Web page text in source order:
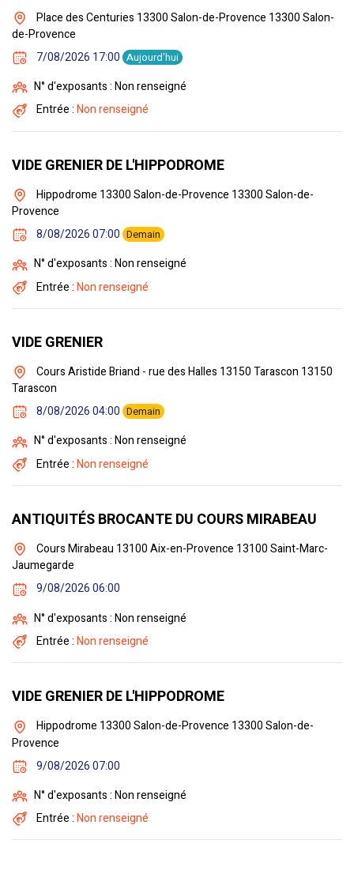
Place des Centuries 13300 Salon-de-Provence 13300 Salon-
de-Provence
7/08/2026 17:00 Aujourd'hui
N° d'exposants : Non renseigné
Entrée :Non renseigné
VIDE GRENIER DE L'HIPPODROME
Hippodrome 13300 Salon-de-Provence 13300 Salon-de-
Provence
8/08/2026 07:00 Demain
N° d'exposants : Non renseigné
Entrée :Non renseigné
VIDE GRENIER
Cours Aristide Briand - rue des Halles 13150 Tarascon 13150
Tarascon
8/08/2026 04:00 Demain
N° d'exposants : Non renseigné
Entrée :Non renseigné
ANTIQUITÉS BROCANTE DU COURS MIRABEAU
Cours Mirabeau 13100 Aix-en-Provence 13100 Saint-Marc-
Jaumegarde
9/08/2026 06:00
N° d'exposants : Non renseigné
Entrée :Non renseigné
VIDE GRENIER DE L'HIPPODROME
Hippodrome 13300 Salon-de-Provence 13300 Salon-de-
Provence
9/08/2026 07:00
N° d'exposants : Non renseigné
Entrée :Non renseigné